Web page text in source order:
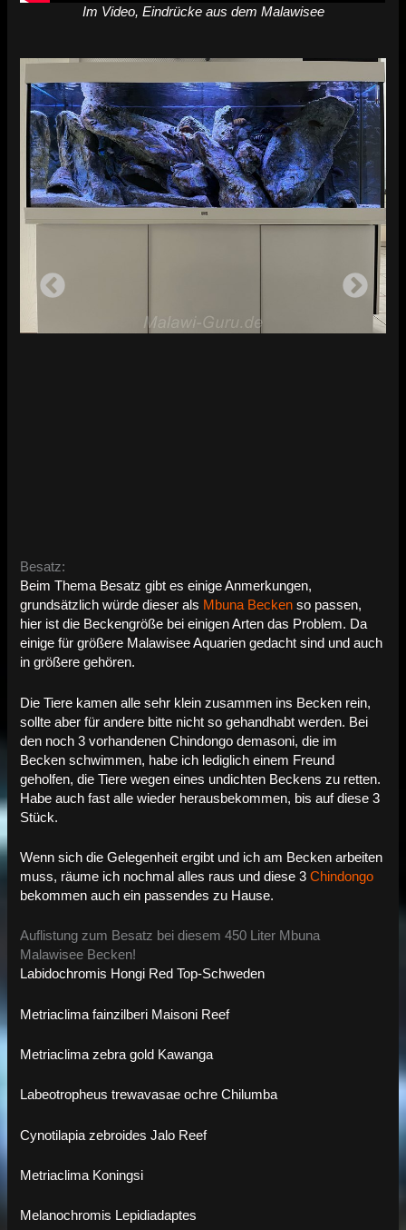
Im Video, Eindrücke aus dem Malawisee
Besatz:
Beim Thema Besatz gibt es einige Anmerkungen,
grundsätzlich würde dieser als Mbuna Becken so passen,
hier ist die Beckengröße bei einigen Arten das Problem. Da
einige für größere Malawisee Aquarien gedacht sind und auch
in größere gehören.
Die Tiere kamen alle sehr klein zusammen ins Becken rein,
sollte aber für andere bitte nicht so gehandhabt werden. Bei
den noch 3 vorhandenen Chindongo demasoni, die im
Becken schwimmen, habe ich lediglich einem Freund
geholfen, die Tiere wegen eines undichten Beckens zu retten.
Habe auch fast alle wieder herausbekommen, bis auf diese 3
Stück.
Wenn sich die Gelegenheit ergibt und ich am Becken arbeiten
muss, räume ich nochmal alles raus und diese 3Chindongo
bekommen auch ein passendes zu Hause.
Auflistung zum Besatz bei diesem 450 Liter Mbuna
Malawisee Becken!
Labidochromis Hongi Red Top-Schweden
Metriaclima fainzilberi Maisoni Reef
Metriaclima zebra gold Kawanga
Labeotropheus trewavasae ochre Chilumba
Cynotilapia zebroides Jalo Reef
Metriaclima Koningsi
Melanochromis Lepidiadaptes